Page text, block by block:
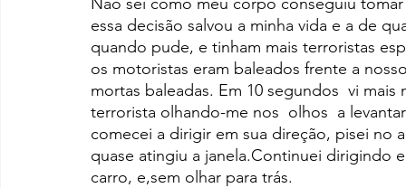
essa decisão salvou a minha vida e a de
quando pude, e tinham mais terroristas
os motoristas eram baleados frente a
mortas baleadas. Em 10 segundos  vi
terrorista olhando-me nos  olhos  a
comecei a dirigir em sua direção, pisei no
quase atingiu a janela.Continuei dirigindo
carro, e,sem olhar para trás.